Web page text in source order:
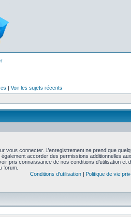
| Voir les sujets récents
vous connecter. L’enregistrement ne prend que
également accorder des permissions additionnelles
pris connaissance de nos conditions d’utilisation et
forum.
Conditions d’utilisation| Politique de vie